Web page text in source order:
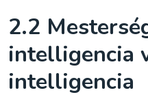
2.2
intelligencia
intelligencia